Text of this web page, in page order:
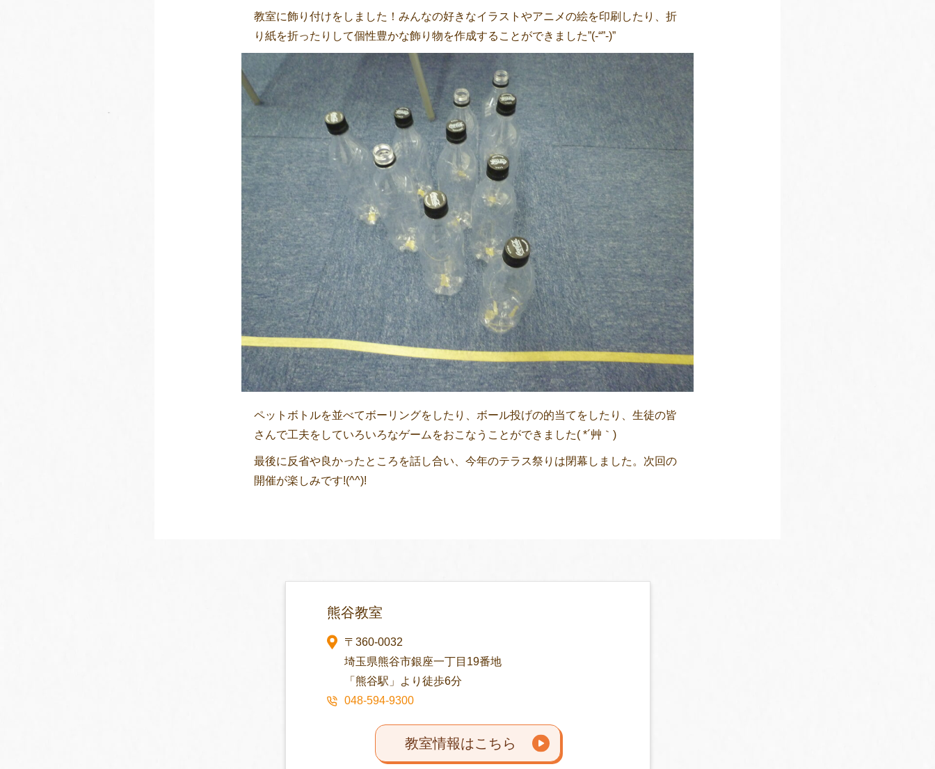
教室に飾り付けをしました！みんなの好きなイラストやアニメの絵を印刷したり、折
り紙を折ったりして個性豊かな飾り物を作成することができました”(-“”-)”
ペットボトルを並べてボーリングをしたり、ボール投げの的当てをしたり、生徒の皆
さんで工夫をしていろいろなゲームをおこなうことができました( *´艸｀)
最後に反省や良かったところを話し合い、今年のテラス祭りは閉幕しました。次回の
開催が楽しみです!(^^)!
熊谷教室
〒360-0032
埼玉県熊谷市銀座一丁目19番地
「熊谷駅」より徒歩6分
048-594-9300
教室情報はこちら